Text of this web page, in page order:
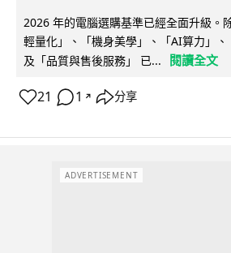
2026 年的電腦選購基準已經全面升級。
輕量化」、「機身美學」、「AI算力」
及「品質與售後服務」 已...
閱讀全文
21 1 ↗ 分享
ADVERTISEMENT